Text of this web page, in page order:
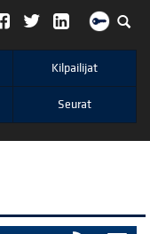
Kilpailijat
Seurat